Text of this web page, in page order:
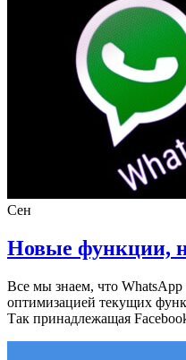
Сен
Новые функции,
Все мы знаем, что WhatsApp
оптимизацией текущих
Так принадлежащая